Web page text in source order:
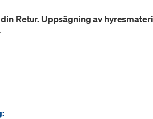
Retur. Uppsägning av